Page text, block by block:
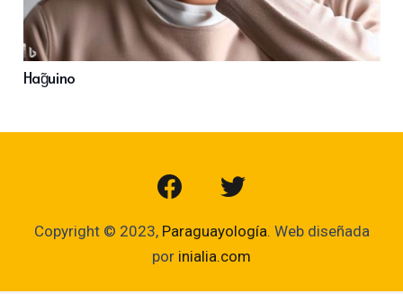
Hag̃uino
Copyright © 2023, Paraguayología. Web diseñada
por inialia.com